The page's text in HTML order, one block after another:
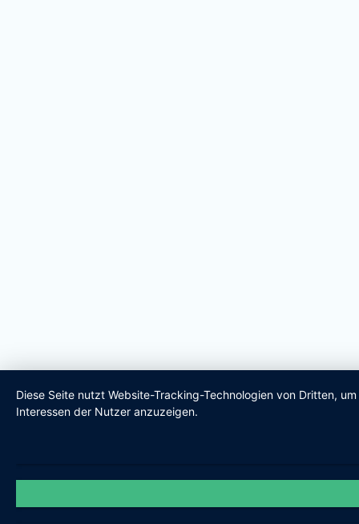
Diese Seite nutzt Website-Tracking-Technologien von Dritten,
Interessen der Nutzer anzuzeigen.